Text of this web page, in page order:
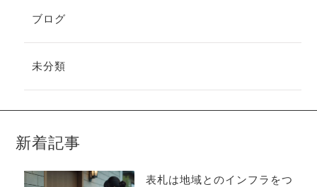
ブログ
未分類
新着記事
表札は地域とのインフラをつ